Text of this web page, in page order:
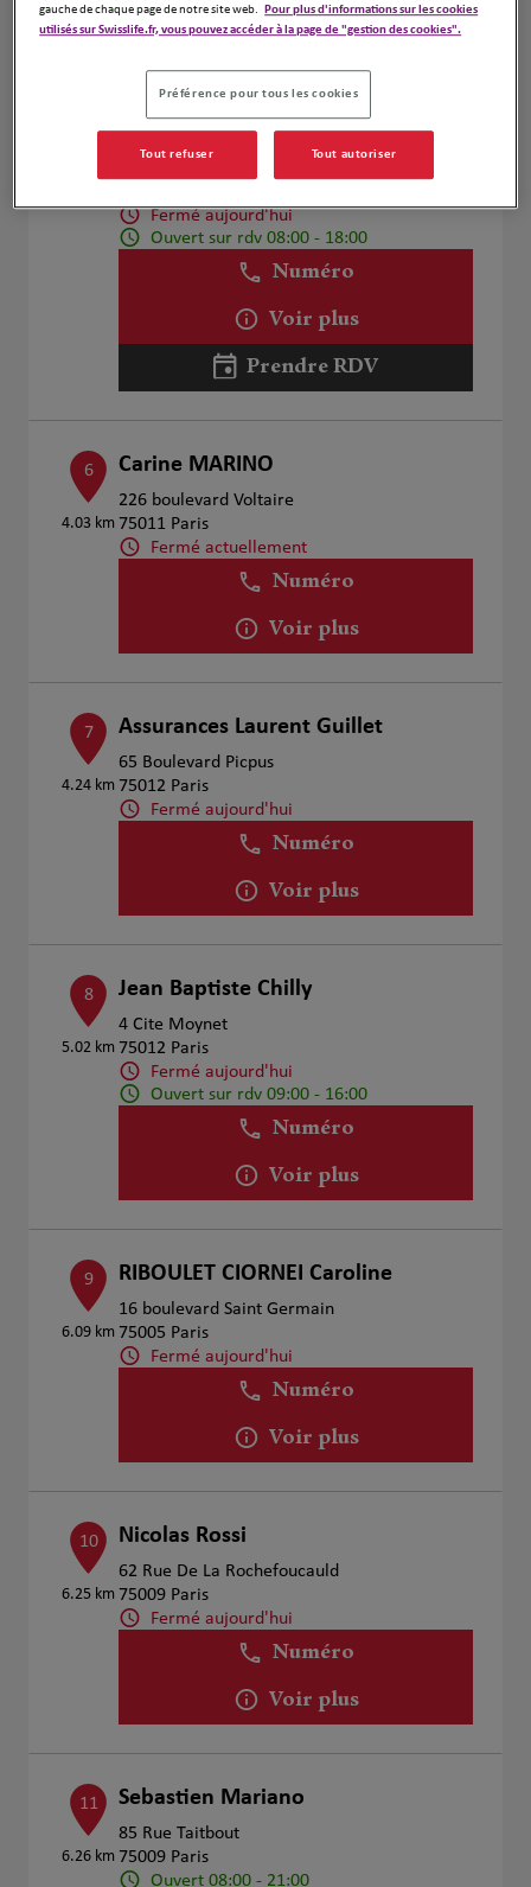
Voir plus
Caroline Ruiz
Fermé aujourd'hui
Ouvert sur rdv 08:00 - 18:00
Numéro
Voir plus
Prendre RDV
6
4.03 km
Carine MARINO
226 boulevard Voltaire
75011 Paris
Fermé actuellement
Numéro
Voir plus
7
4.24 km
Assurances Laurent Guillet
65 Boulevard Picpus
75012 Paris
Fermé aujourd'hui
Numéro
Voir plus
8
5.02 km
Jean Baptiste Chilly
4 Cite Moynet
75012 Paris
Fermé aujourd'hui
Ouvert sur rdv 09:00 - 16:00
Numéro
Voir plus
9
6.09 km
RIBOULET CIORNEI Caroline
16 boulevard Saint Germain
75005 Paris
Fermé aujourd'hui
Numéro
Voir plus
10
6.25 km
Nicolas Rossi
62 Rue De La Rochefoucauld
75009 Paris
Fermé aujourd'hui
Numéro
Voir plus
11
6.26 km
Sebastien Mariano
85 Rue Taitbout
75009 Paris
Ouvert 08:00 - 21:00
gauche de chaque page de notre site web.
Pour plus d'informations sur les cookies
utilisés sur Swisslife.fr, vous pouvez accéder à la page de "gestion des cookies".
Préférence pour tous les cookies
Tout refuser Tout autoriser